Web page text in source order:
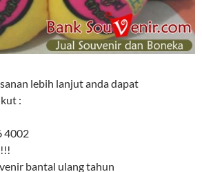
lebih lanjut anda dapat
:
4002
bantal ulang tahun